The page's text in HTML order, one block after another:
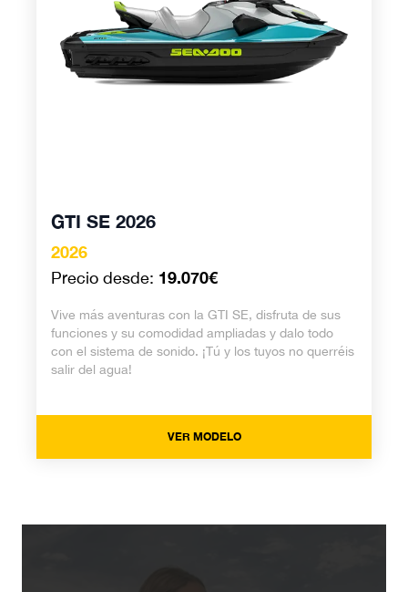
GTI SE 2026
2026
Precio desde: 19.070€
Vive más aventuras con la GTI SE, disfruta de sus
funciones y su comodidad ampliadas y dalo todo
con el sistema de sonido. ¡Tú y los tuyos no querréis
salir del agua!
VER MODELO